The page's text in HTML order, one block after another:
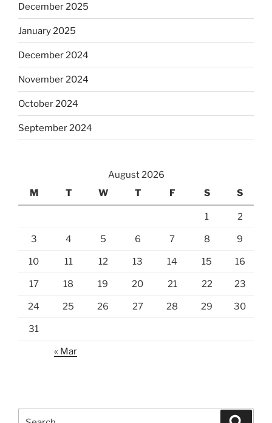
December 2025
January 2025
December 2024
November 2024
October 2024
September 2024
August 2026
M
T W T F S S
1 2
3 4 5 6 7 8 9
10 11 12 13 14 15 16
17 18 19 20 21 22 23
24 25 26 27 28 29 30
31
« Mar